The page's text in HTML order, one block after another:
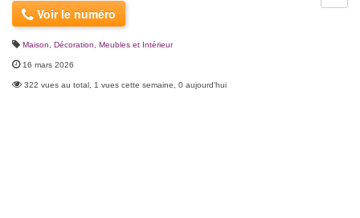
Voir le numéro
Maison, Décoration Meubles et Intérieur
16 mars 2026
322 vues au total, 1 vues cette semaine, 0 aujourd'hui